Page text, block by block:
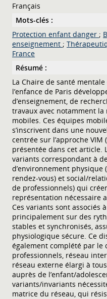
Français
Mots-clés :
Protection enfant danger ;
enseignement ;
France
Résumé :
La Chaire de santé
l’enfance de Paris
d’enseignement, de
travaux avec notamment la
mobiles. Ces équipes
s’inscrivent dans une
centrée sur l’approche
présentée dans cet article.
variants correspondant à
d’environnement physique
rendez-vous) et social/
de professionnels) qui
représentation nécessaire
Ces variants sont associés
principalement sur des
stables et synchronisés,
physiologique sécure. Ce
également complété par le
professionnels, réseau
réseau externe élargi à
auprès de l’enfant/
variants/invariants
matrice du réseau, qui